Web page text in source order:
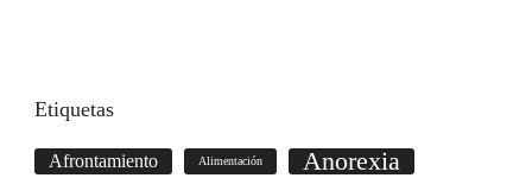
Etiquetas
Afrontamiento Alimentación Anorexia